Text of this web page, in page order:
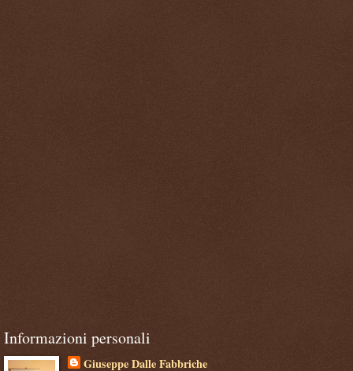
Informazioni personali
Giuseppe Dalle Fabbriche